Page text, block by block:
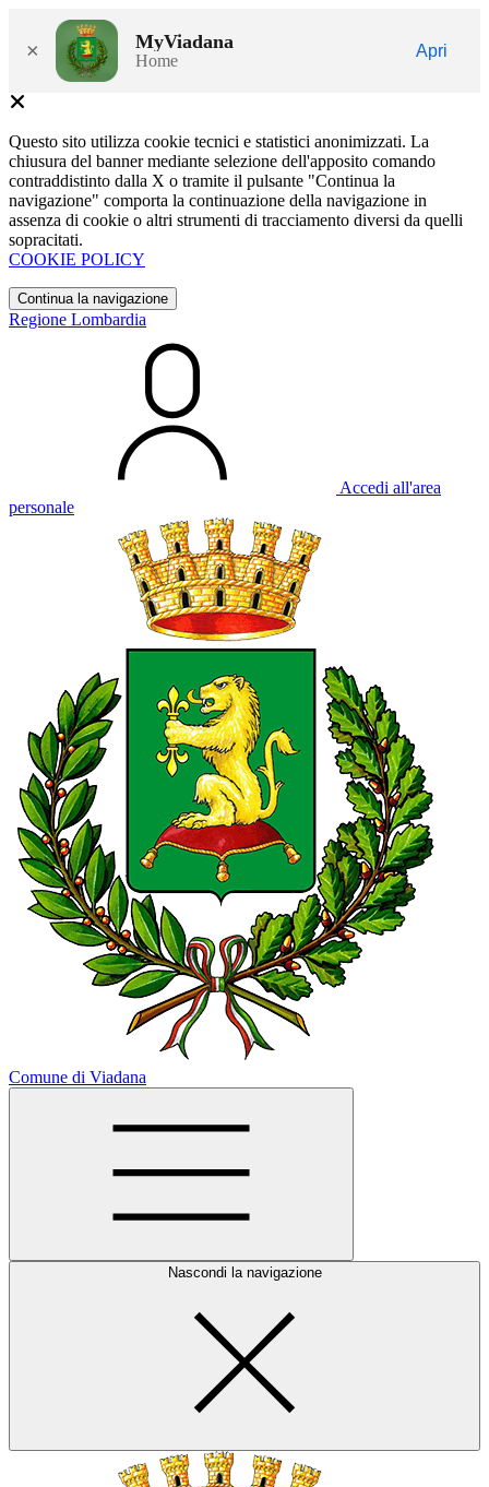
× MyViadana
Home
Apri
Questo sito utilizza cookie tecnici e statistici anonimizzati. La
chiusura del banner mediante selezione dell'apposito comando
contraddistinto dalla X o tramite il pulsante "Continua la
navigazione" comporta la continuazione della navigazione in
assenza di cookie o altri strumenti di tracciamento diversi da quelli
sopracitati.
COOKIE POLICY
Continua la navigazione
Regione Lombardia
Accedi all'area
personale
Comune di Viadana
Nascondi la navigazione